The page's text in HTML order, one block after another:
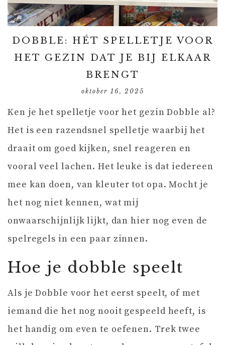
DOBBLE: HÉT SPELLETJE VOOR
HET GEZIN DAT JE BIJ ELKAAR
BRENGT
oktober 16, 2025
Ken je het spelletje voor het gezin Dobble al?
Het is een razendsnel spelletje waarbij het
draait om goed kijken, snel reageren en
vooral veel lachen. Het leuke is dat iedereen
mee kan doen, van kleuter tot opa. Mocht je
het nog niet kennen, wat mij
onwaarschijnlijk lijkt, dan hier nog even de
spelregels in een paar zinnen.
Hoe je dobble speelt
Als je Dobble voor het eerst speelt, of met
iemand die het nog nooit gespeeld heeft, is
het handig om even te oefenen. Trek twee